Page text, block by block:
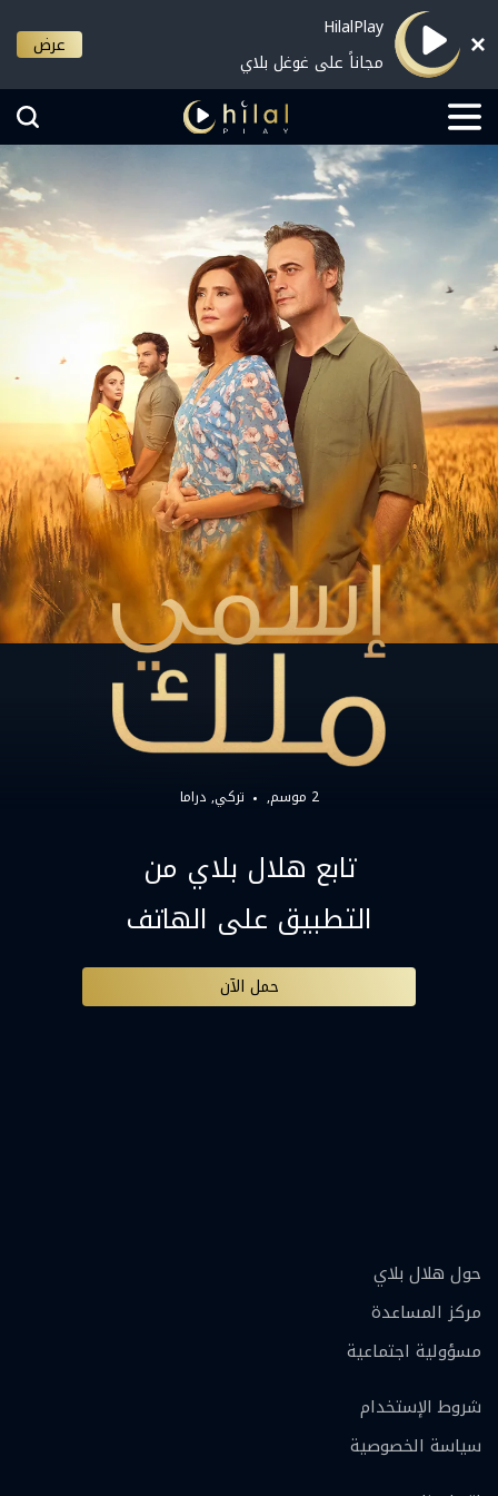
HilalPlay
مجاناً على غوغل بلاي
عرض
2 موسم, تركي دراما
تابع هلال بلاي من
التطبيق على الهاتف
حمل الآن
حول هلال بلاي
مركز المساعدة
مسؤولية اجتماعية
شروط الإستخدام
سياسة الخصوصية